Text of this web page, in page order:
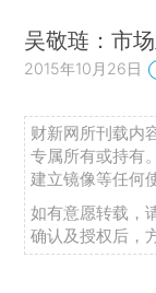
吴敬琏：市
2015年10月26日
财新网所刊载内
专属所有或持有
建立镜像等任何
如有意愿转载，
确认及授权后，